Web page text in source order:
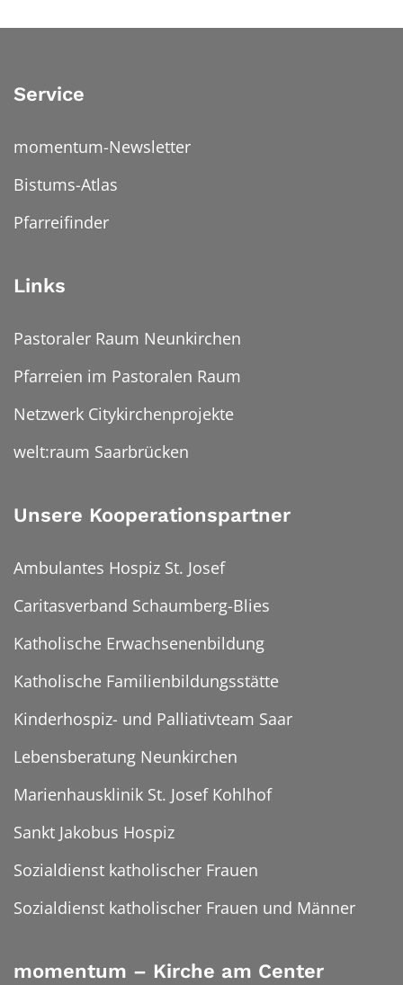
Service
momentum-Newsletter
Bistums-Atlas
Pfarreifinder
Links
Pastoraler Raum Neunkirchen
Pfarreien im Pastoralen Raum
Netzwerk Citykirchenprojekte
welt:raum Saarbrücken
Unsere Kooperationspartner
Ambulantes Hospiz St. Josef
Caritasverband Schaumberg-Blies
Katholische Erwachsenenbildung
Katholische Familienbildungsstätte
Kinderhospiz- und Palliativteam Saar
Lebensberatung Neunkirchen
Marienhausklinik St. Josef Kohlhof
Sankt Jakobus Hospiz
Sozialdienst katholischer Frauen
Sozialdienst katholischer Frauen und Männer
momentum – Kirche am Center